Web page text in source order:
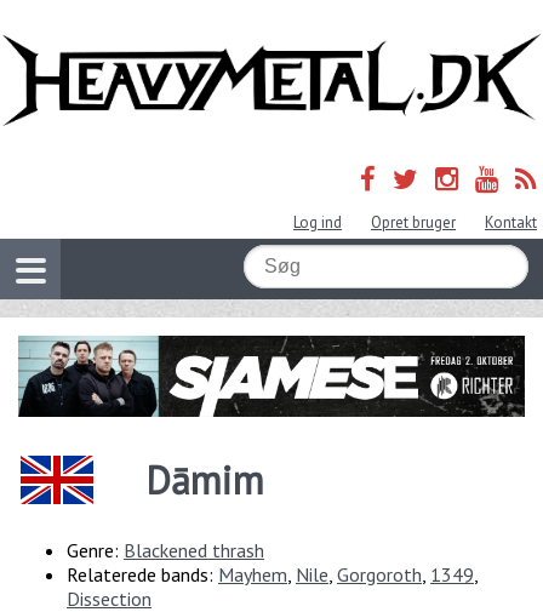
Log ind Opret bruger Kontakt
Dāmim
Genre: Blackened thrash
Relaterede bands: Mayhem Nile Gorgoroth 1349
Dissection